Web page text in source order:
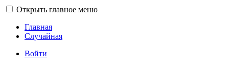
Открыть главное меню
Главная
Случайная
Войти